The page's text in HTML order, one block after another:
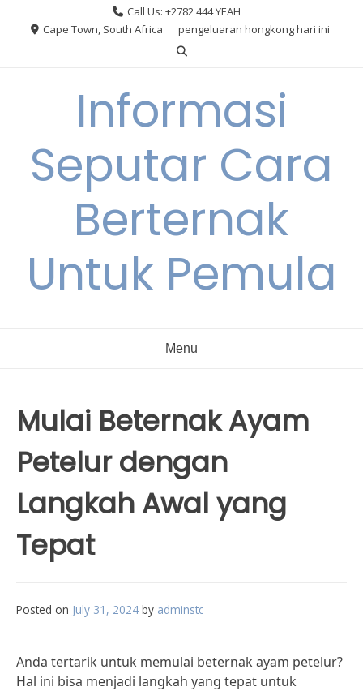
Call Us: +2782 444 YEAH
Cape Town, South Africa
pengeluaran hongkong hari ini
Informasi
Seputar Cara
Berternak
Untuk Pemula
Menu
Mulai Beternak Ayam
Petelur dengan
Langkah Awal yang
Tepat
Posted on July 31, 2024 by adminstc
Anda tertarik untuk memulai beternak ayam petelur?
Hal ini bisa menjadi langkah yang tepat untuk